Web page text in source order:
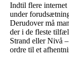
Indtil flere
under
Derudover må
der i de fleste
Strand eller Nivå
ordre til et